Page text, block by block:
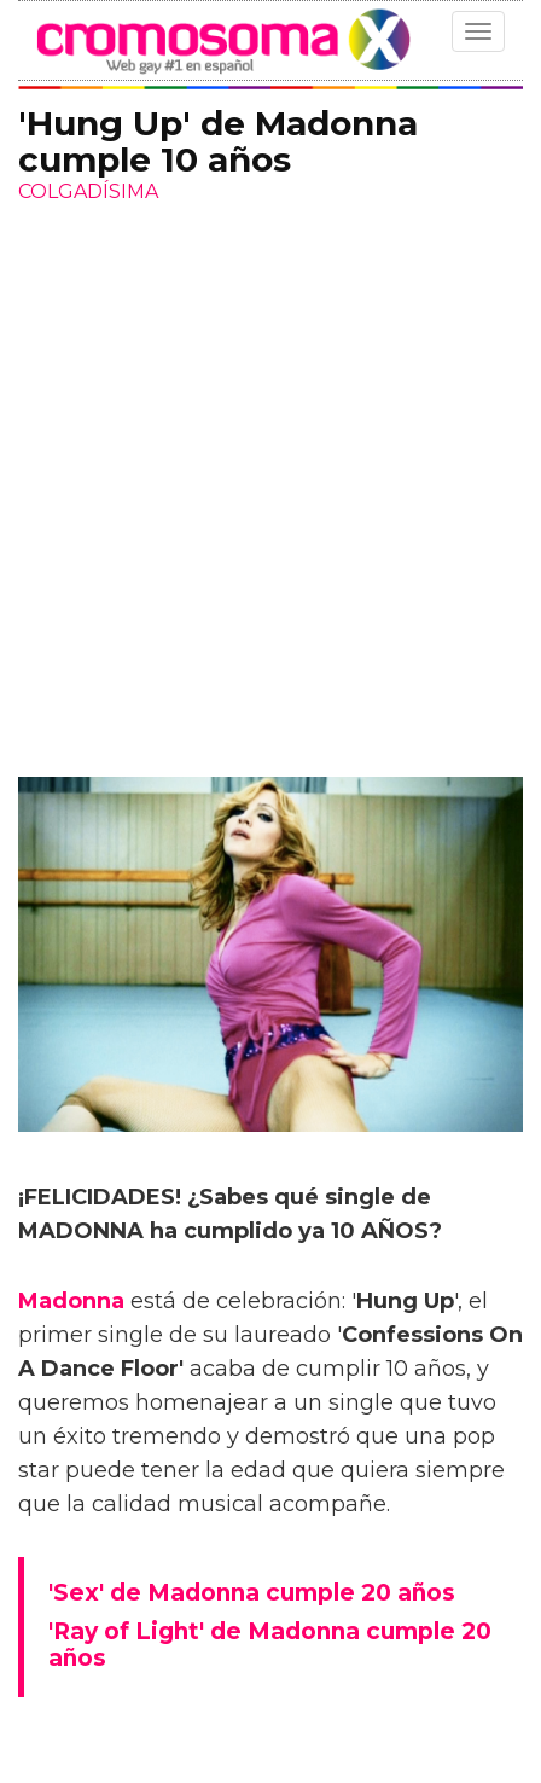
Toggle
'Hung Up' de Madonna
cumple 10 años
COLGADÍSIMA
¡FELICIDADES! ¿Sabes qué single de
MADONNA ha cumplido ya 10 AÑOS?
Madonna está de celebración: 'Hung Up', el
primer single de su laureado 'Confessions On
A Dance Floor' acaba de cumplir 10 años, y
queremos homenajear a un single que tuvo
un éxito tremendo y demostró que una pop
star puede tener la edad que quiera siempre
que la calidad musical acompañe.
'Sex' de Madonna cumple 20 años
'Ray of Light' de Madonna cumple 20
años